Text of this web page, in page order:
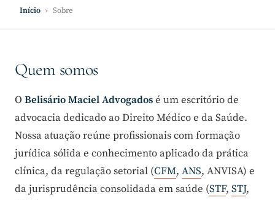
Início › Sobre
Quem somos
O Belisário Maciel Advogadosé um escritório de
advocacia dedicado ao Direito Médico e da Saúde.
Nossa atuação reúne profissionais com formação
jurídica sólida e conhecimento aplicado da prática
clínica, da regulação setorial (CFM, ANS, ANVISA) e
da jurisprudência consolidada em saúde (STF, STJ,